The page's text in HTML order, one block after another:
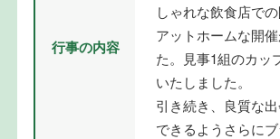
行事の内容
しゃれな飲食店で
アットホームな開
た。見事1組のカッ
いたしました。
引き続き、良質な
できるようさらに